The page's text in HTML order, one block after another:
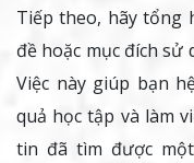
Tiếp theo, hãy tổng
đề hoặc mục đích sử
Việc này giúp bạn
quả học tập và làm
tin đã tìm được